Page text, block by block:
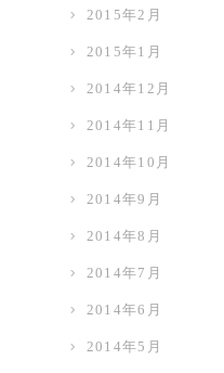
2015年2月
2015年1月
2014年12月
2014年11月
2014年10月
2014年9月
2014年8月
2014年7月
2014年6月
2014年5月